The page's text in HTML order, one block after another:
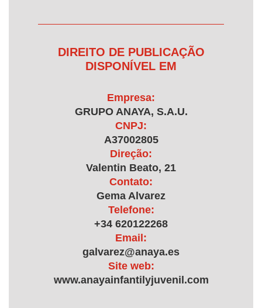
DIREITO DE PUBLICAÇÃO
DISPONÍVEL EM
Empresa:
GRUPO ANAYA, S.A.U.
CNPJ:
A37002805
Direção:
Valentin Beato, 21
Contato:
Gema Alvarez
Telefone:
+34 620122268
Email:
galvarez@anaya.es
Site web:
www.anayainfantilyjuvenil.com